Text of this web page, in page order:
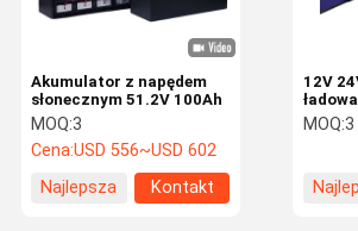
Akumulator z napędem
słonecznym 51.2V 100Ah
MOQ:3
Cena:USD 556~USD 602
Najlepsza
Kontakt
12V
bateria
MOQ:3